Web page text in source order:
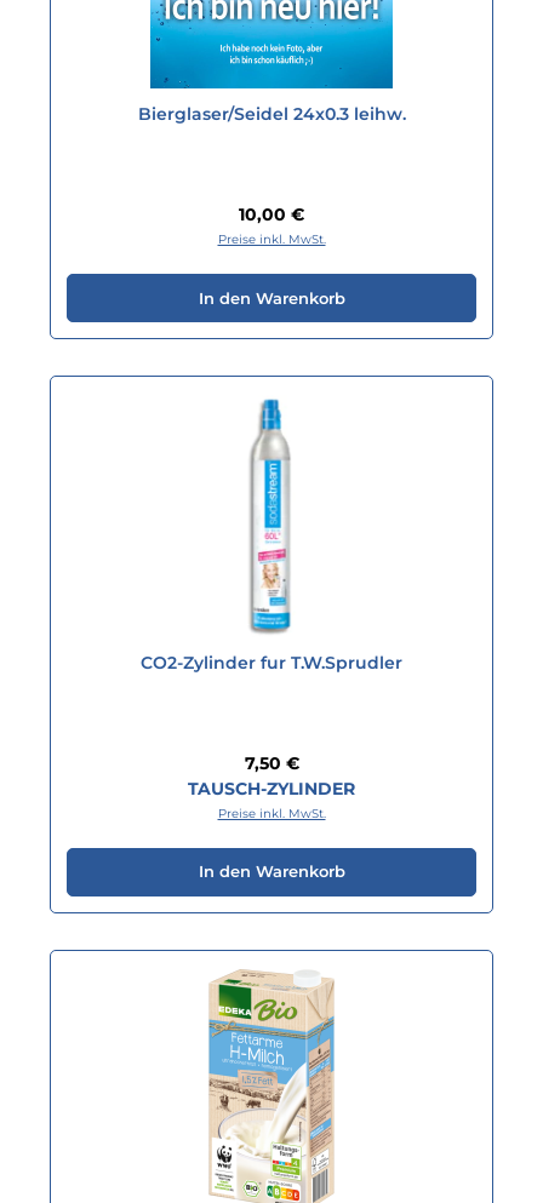
Bierglaser/Seidel 24x0.3 leihw.
Regulärer Preis:
10,00 €
Preise inkl. MwSt.
In den Warenkorb
CO2-Zylinder fur T.W.Sprudler
Regulärer Preis:
7,50 €
TAUSCH-ZYLINDER
Preise inkl. MwSt.
In den Warenkorb